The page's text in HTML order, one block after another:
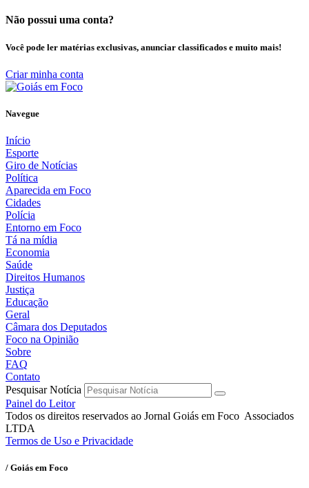
Não possui uma conta?
Você pode ler matérias exclusivas, anunciar classificados e muito mais!
Criar minha conta
Navegue
Início
Esporte
Giro de Notícias
Política
Aparecida em Foco
Cidades
Polícia
Entorno em Foco
Tá na mídia
Economia
Saúde
Direitos Humanos
Justiça
Educação
Geral
Câmara dos Deputados
Foco na Opinião
Sobre
FAQ
Contato
Pesquisar Notícia
Painel do Leitor
Todos os direitos reservados ao Jornal Goiás em Foco Associados
LTDA
Termos de Uso e Privacidade
/ Goiás em Foco